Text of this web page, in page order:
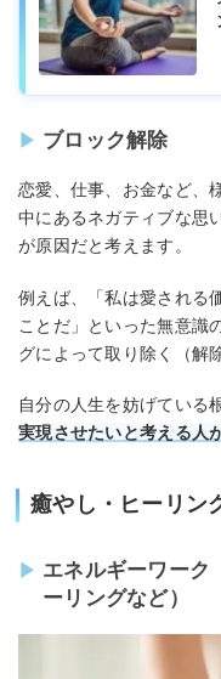
ブロック解除
恋愛、仕事、お金など、
中にあるネガティブな思
が原因だと考えます。
例えば、「私は愛される
ことだ」といった無意識
グによって取り除く（解
自分の人生を妨げている
実現させたいと考える人
癒やし・ヒーリン
エネルギーワーク
ーリングなど）